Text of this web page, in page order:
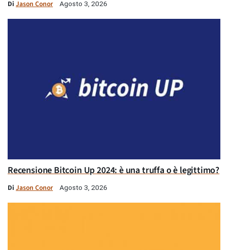
Di Jason Conor Agosto 3, 2026
Recensione Bitcoin Up 2024: è una truffa o è legittimo?
Di Jason Conor Agosto 3, 2026